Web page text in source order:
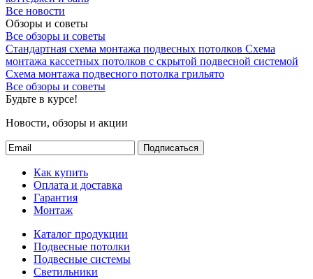
Все новости
Обзоры и советы
Все обзоры и советы
Стандартная схема монтажа подвесных потолков Схема
монтажа кассетных потолков с скрытой подвесной системой
Схема монтажа подвесного потолка грильято
Все обзоры и советы
Будьте в курсе!
Новости, обзоры и акции
Подписаться
Как купить
Оплата и доставка
Гарантия
Монтаж
Каталог продукции
Подвесные потолки
Подвесные системы
Светильники